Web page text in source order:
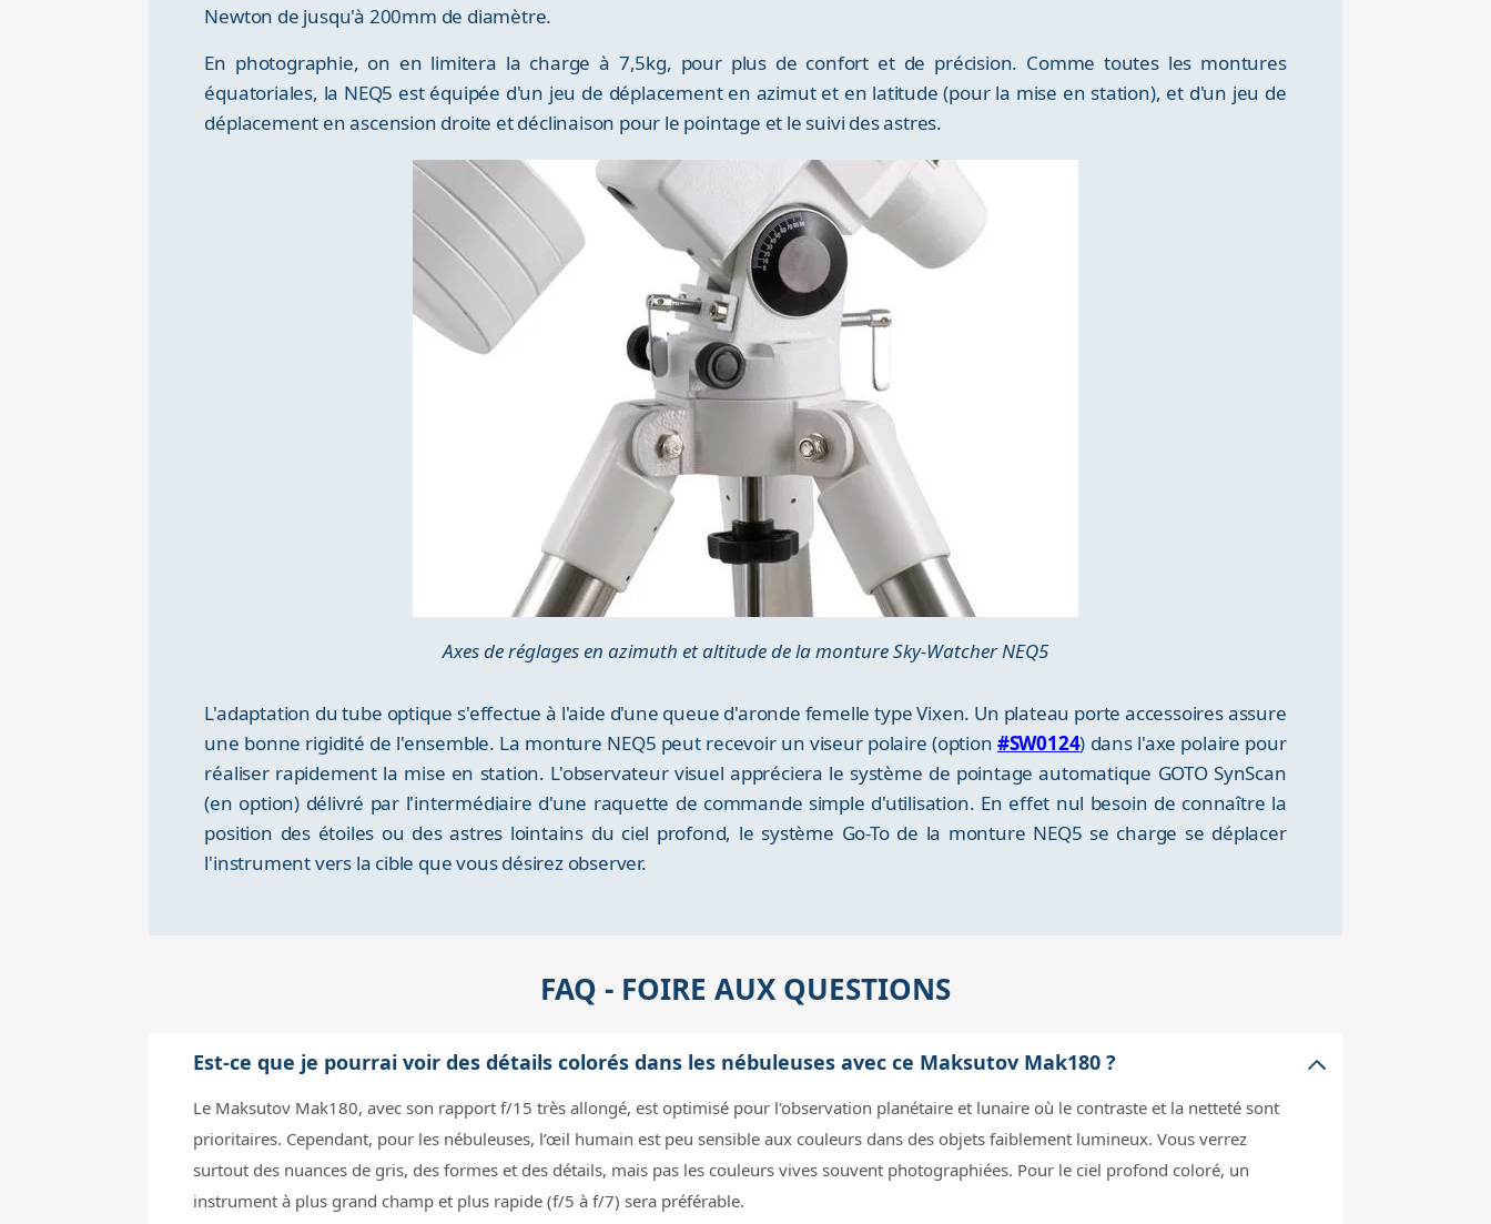
Newton de jusqu'à 200mm de diamètre.
En photographie, on en limitera la charge à 7,5kg, pour plus de confort et de précision. Comme toutes les montures
équatoriales, la NEQ5 est équipée d'un jeu de déplacement en azimut et en latitude (pour la mise en station), et d'un jeu de
déplacement en ascension droite et déclinaison pour le pointage et le suivi des astres.
Axes de réglages en azimuth et altitude de la monture Sky-Watcher NEQ5
L'adaptation du tube optique s'effectue à l'aide d'une queue d'aronde femelle type Vixen. Un plateau porte accessoires assure
une bonne rigidité de l'ensemble. La monture NEQ5 peut recevoir un viseur polaire (option #SW0124) dans l'axe polaire pour
réaliser rapidement la mise en station. L'observateur visuel appréciera le système de pointage automatique GOTO SynScan
(en option) délivré par l'intermédiaire d'une raquette de commande simple d'utilisation. En effet nul besoin de connaître la
position des étoiles ou des astres lointains du ciel profond, le système Go-To de la monture NEQ5 se charge se déplacer
l'instrument vers la cible que vous désirez observer.
FAQ - FOIRE AUX QUESTIONS
Est-ce que je pourrai voir des détails colorés dans les nébuleuses avec ce Maksutov Mak180 ?
Le Maksutov Mak180, avec son rapport f/15 très allongé, est optimisé pour l'observation planétaire et lunaire où le contraste et la netteté sont
prioritaires. Cependant, pour les nébuleuses, l’œil humain est peu sensible aux couleurs dans des objets faiblement lumineux. Vous verrez
surtout des nuances de gris, des formes et des détails, mais pas les couleurs vives souvent photographiées. Pour le ciel profond coloré, un
instrument à plus grand champ et plus rapide (f/5 à f/7) sera préférable.